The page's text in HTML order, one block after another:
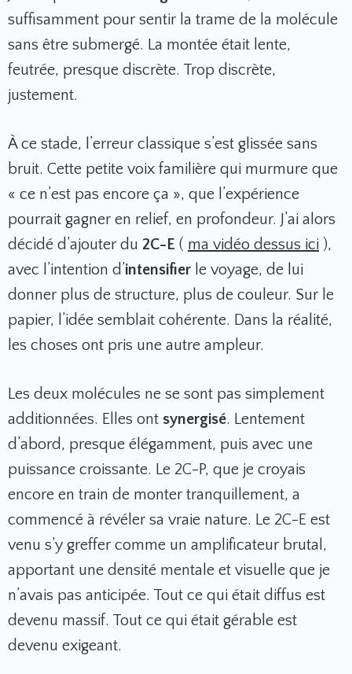
suffisamment pour sentir la trame de la molécule
sans être submergé. La montée était lente,
feutrée, presque discrète. Trop discrète,
justement.
À ce stade, l’erreur classique s’est glissée sans
bruit. Cette petite voix familière qui murmure que
« ce n’est pas encore ça », que l’expérience
pourrait gagner en relief, en profondeur. J’ai alors
décidé d’ajouter du 2C-E ( ma vidéo dessus ici ),
avec l’intention d’intensifier le voyage, de lui
donner plus de structure, plus de couleur. Sur le
papier, l’idée semblait cohérente. Dans la réalité,
les choses ont pris une autre ampleur.
Les deux molécules ne se sont pas simplement
additionnées. Elles ont synergisé. Lentement
d’abord, presque élégamment, puis avec une
puissance croissante. Le 2C-P, que je croyais
encore en train de monter tranquillement, a
commencé à révéler sa vraie nature. Le 2C-E est
venu s’y greffer comme un amplificateur brutal,
apportant une densité mentale et visuelle que je
n’avais pas anticipée. Tout ce qui était diffus est
devenu massif. Tout ce qui était gérable est
devenu exigeant.